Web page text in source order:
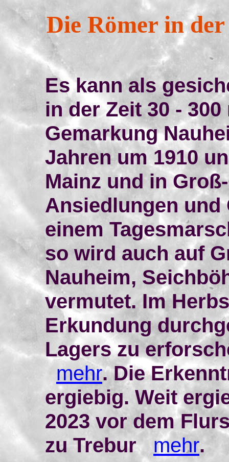
Die Römer in
Es kann als
in der Zeit 30 -
Gemarkung
Jahren um 1910
Mainz und in
Ansiedlungen und
einem
so wird auch auf
Nauheim,
vermutet. Im
Erkundung
Lagers zu
mehr. Die
ergiebig. Weit
2023 vor dem
zu Trebur mehr.